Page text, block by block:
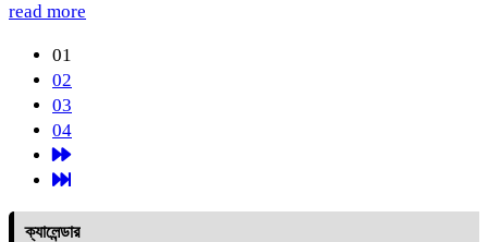
read more
01
02
03
04
ক্যালেন্ডার